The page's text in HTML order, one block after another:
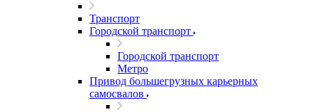
Транспорт
Городской транспорт
Городской транспорт
Метро
Привод большегрузных карьерных
самосвалов